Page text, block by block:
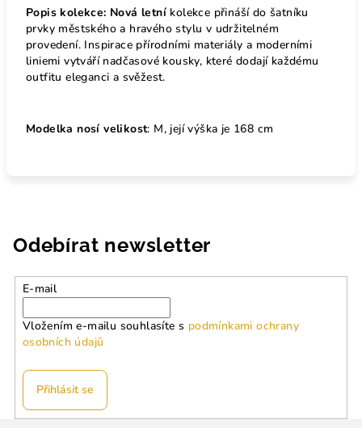
Popis kolekce: Nová letní kolekce přináší do šatníku
prvky městského a hravého stylu v udržitelném
provedení. Inspirace přírodními materiály a moderními
liniemi vytváří nadčasové kousky, které dodají každému
outfitu eleganci a svěžest.
Modelka nosí velikost: M, její výška je 168 cm
Odebírat newsletter
E-mail
Vložením e-mailu souhlasíte s podmínkami ochrany
osobních údajů
Přihlásit se